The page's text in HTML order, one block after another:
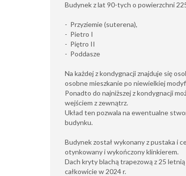
Budynek z lat 90-tych o powierzchni
- Przyziemie (suterena),
- Pietro I
- Piętro II
- Poddasze
Na każdej z kondygnacji znajduje się
osobne mieszkanie po niewielkiej
Ponadto do najniższej z kondygnacji
wejściem z zewnątrz.
Układ ten pozwala na ewentualne
budynku.
Budynek został wykonany z pustaka i
otynkowany i wykończony klinkierem.
Dach kryty blachą trapezową z 25
całkowicie w 2024 r.